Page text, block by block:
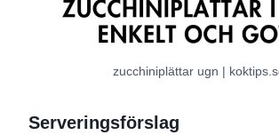
zucchiniplättar ugn |
Serveringsförslag